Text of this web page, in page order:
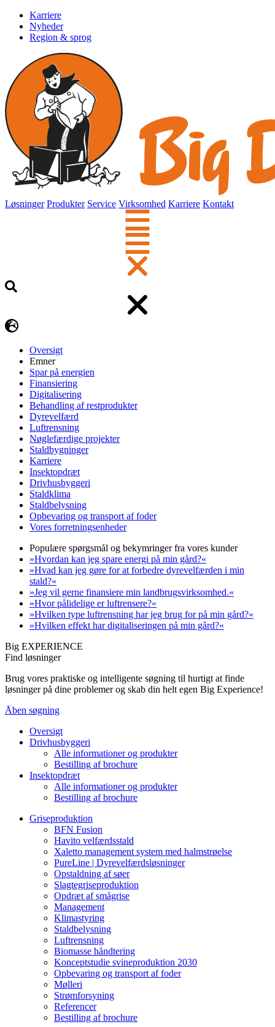
Karriere
Nyheder
Region & sprog
Løsninger Produkter Service Virksomhed Karriere Kontakt
Oversigt
Emner
Spar på energien
Finansiering
Digitalisering
Behandling af restprodukter
Dyrevelfærd
Luftrensning
Nøglefærdige projekter
Staldbygninger
Karriere
Insektopdræt
Drivhusbyggeri
Staldklima
Staldbelysning
Opbevaring og transport af foder
Vores forretningsenheder
Populære spørgsmål og bekymringer fra vores kunder
»Hvordan kan jeg spare energi på min gård?«
»Hvad kan jeg gøre for at forbedre dyrevelfærden i min
stald?«
»Jeg vil gerne finansiere min landbrugsvirksomhed.«
»Hvor pålidelige er luftrensere?«
»Hvilken type luftrensning har jeg brug for på min gård?«
»Hvilken effekt har digitaliseringen på min gård?«
Big EXPERIENCE
Find løsninger
Brug vores praktiske og intelligente søgning til hurtigt at finde
løsninger på dine problemer og skab din helt egen Big Experience!
Åben søgning
Oversigt
Drivhusbyggeri
Alle informationer og produkter
Bestilling af brochure
Insektopdræt
Alle informationer og produkter
Bestilling af brochure
Griseproduktion
BFN Fusion
Havito velfærdsstald
Xaletto management system med halmstrøelse
PureLine | Dyrevelfærdsløsninger
Opstaldning af søer
Slagtegriseproduktion
Opdræt af smågrise
Management
Klimastyring
Staldbelysning
Luftrensning
Biomasse håndtering
Konceptstudie svineproduktion 2030
Opbevaring og transport af foder
Mølleri
Strømforsyning
Referencer
Bestilling af brochure